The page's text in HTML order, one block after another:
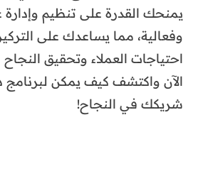
يمنحك القدرة على تنظيم وإدارة
وفعالية، مما يساعدك على
احتياجات العملاء وتحقيق النجاح
الآن واكتشف كيف يمكن
شريكك في النجاح!